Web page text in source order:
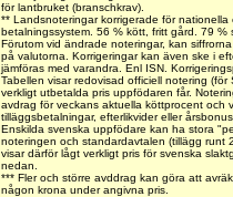
för lantbruket (branschkrav).
** Landsnoteringar korrigerade för nationella
betalningssystem. 56 % kött, fritt gård. 79 %
Förutom vid ändrade noteringar, kan
på valutorna. Korrigeringar kan även ske i
jämföras med varandra. Enl ISN.
Tabellen visar redovisad officiell notering
verkligt utbetalda pris uppfödaren får.
avdrag för veckans aktuella köttprocent och
tilläggsbetalningar, efterlikvider eller
Enskilda svenska uppfödare kan ha stora
noteringen och standardavtalen (tillägg runt
visar därför lågt verkligt pris för svenska
nedan.
*** Fler och större avddrag kan göra att
någon krona under angivna pris.